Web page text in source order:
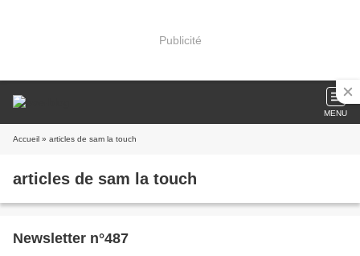
Publicité
MENU
Accueil » articles de sam la touch
articles de sam la touch
Newsletter n°487